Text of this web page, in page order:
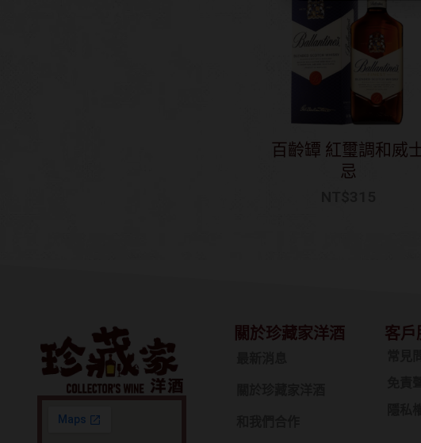
百齡罈 紅璽調和威
忌
關於珍藏家洋酒 客戶